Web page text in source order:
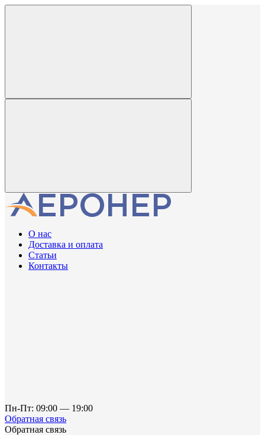
О нас
Доставка и оплата
Статьи
Контакты
Пн-Пт: 09:00 — 19:00
Обратная связь
Обратная связь